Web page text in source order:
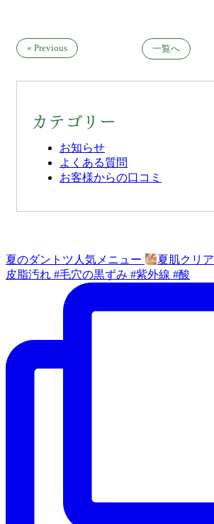
« Previous 一覧へ
カテゴリー
お知らせ
よくある質問
お客様からの口コミ
夏のダントツ人気メニュー 夏肌クリア
皮脂汚れ #毛穴の黒ずみ #紫外線 #酸